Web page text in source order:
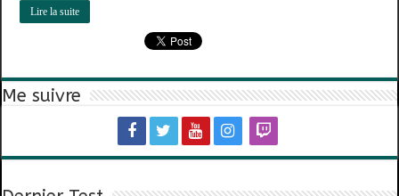
Lire la suite
Me suivre